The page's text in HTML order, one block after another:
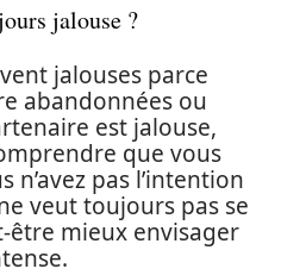
jalouse ?
jalouses parce
abandonnées ou
est jalouse,
que vous
n’avez pas l’intention
veut toujours pas se
être mieux envisager